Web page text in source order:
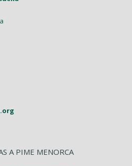
A PIME MENORCA